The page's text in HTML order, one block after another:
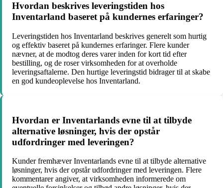
Hvordan beskrives leveringstiden hos
Inventarland baseret på kundernes erfaringer?
Leveringstiden hos Inventarland beskrives generelt som hurtig
og effektiv baseret på kundernes erfaringer. Flere kunder
nævner, at de modtog deres varer inden for kort tid efter
bestilling, og de roser virksomheden for at overholde
leveringsaftalerne. Den hurtige leveringstid bidrager til at skabe
en god kundeoplevelse hos Inventarland.
Hvordan er Inventarlands evne til at tilbyde
alternative løsninger, hvis der opstår
udfordringer med leveringen?
Kunder fremhæver Inventarlands evne til at tilbyde alternative
løsninger, hvis der opstår udfordringer med leveringen. Flere
kommentarer angiver, at virksomheden informerede om